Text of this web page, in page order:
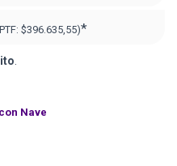
$396.635,55)*
.
con Nave